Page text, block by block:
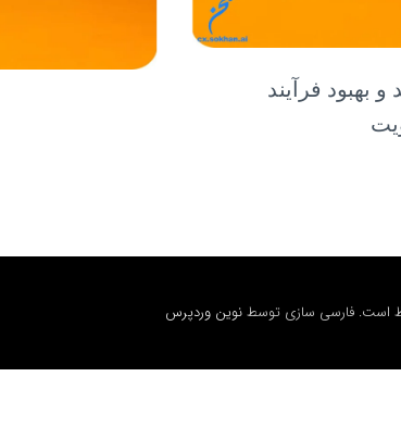
بهبود فرآیند
است. فارسی سازی توسطنوین وردپرس